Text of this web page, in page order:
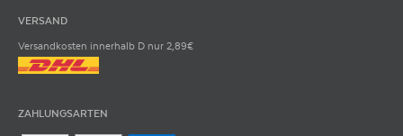
VERSAND
Versandkosten innerhalb D nur 2,89€
ZAHLUNGSARTEN